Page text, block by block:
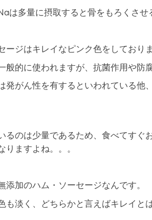
は多量に摂取すると骨をもろくさせ
ージはキレイなピンク色をしており
般的に使われますが、抗菌作用や防
発がん性を有するといわれている他
るのは少量であるため、食べてす
りますよね。。。
添加のハム・ソーセージなんです。
も淡く、どちらかと言えばキレイと